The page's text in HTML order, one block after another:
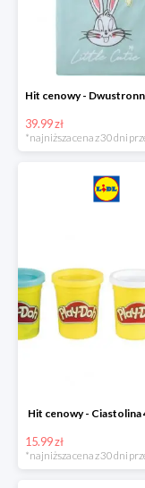
39.99 zł
Hit cenowy - Ciastolina
15.99 zł